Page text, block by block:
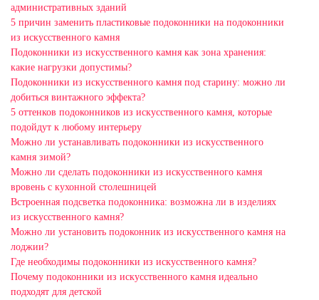
административных зданий
5 причин заменить пластиковые подоконники на подоконники
из искусственного камня
Подоконники из искусственного камня как зона хранения:
какие нагрузки допустимы?
Подоконники из искусственного камня под старину: можно ли
добиться винтажного эффекта?
5 оттенков подоконников из искусственного камня, которые
подойдут к любому интерьеру
Можно ли устанавливать подоконники из искусственного
камня зимой?
Можно ли сделать подоконники из искусственного камня
вровень с кухонной столешницей
Встроенная подсветка подоконника: возможна ли в изделиях
из искусственного камня?
Можно ли установить подоконник из искусственного камня на
лоджии?
Где необходимы подоконники из искусственного камня?
Почему подоконники из искусственного камня идеально
подходят для детской